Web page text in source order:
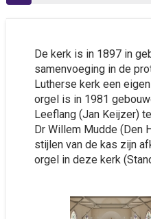
De kerk is in 1897 in
samenvoeging in de
Lutherse kerk een
orgel is in 1981
Leeflang (Jan Keijzer)
Dr Willem Mudde (Den
stijlen van de kas zijn
orgel in deze kerk